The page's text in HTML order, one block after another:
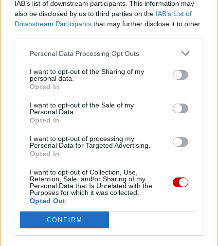
IAB’s list of downstream participants. This information may
also be disclosed by us to third parties on the IAB’s List of
Downstream Participants that may further disclose it to other
Personal Data Processing Opt Outs
I want to opt-out of the Sharing of my
personal data.
Opted In
I want to opt-out of the Sale of my
Personal Data.
Opted In
I want to opt-out of processing my
Personal Data for Targeted Advertising.
Opted In
I want to opt-out of Collection, Use,
Retention, Sale, and/or Sharing of my
Personal Data that Is Unrelated with the
Purposes for which it was collected.
Opted Out
CONFIRM
Kard. Sarah: Obrzędów nie można arbitralnie znosić